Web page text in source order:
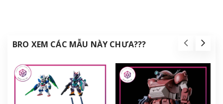
BRO XEM CÁC MẪU NÀY CHƯA???